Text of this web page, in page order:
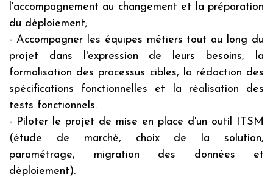
l'accompagnement au changement et la préparation
du déploiement;
- Accompagner les équipes métiers tout au long du
projet dans l'expression de leurs besoins, la
formalisation des processus cibles, la rédaction des
spécifications fonctionnelles et la réalisation des
tests fonctionnels.
- Piloter le projet de mise en place d'un outil ITSM
(étude de marché, choix de la solution,
paramétrage, migration des données et
déploiement).